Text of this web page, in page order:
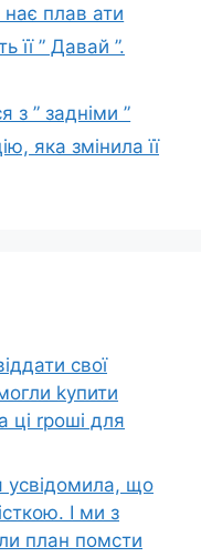
плав ати
її ” Давай ”.
з ” задніми ”
яка змінила її
свої
kупити
ці rроші для
усвідомила, що
І ми з
план помсти